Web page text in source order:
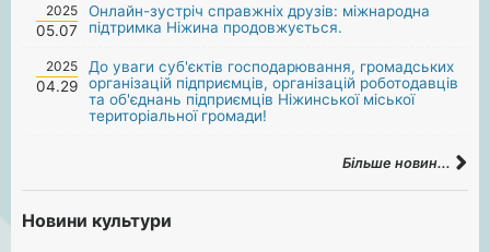
2025
05.07
Онлайн-зустріч справжніх друзів: міжнародна
підтримка Ніжина продовжується.
2025
04.29
До уваги суб'єктів господарювання, громадських
організацій підприємців, організацій роботодавців
та об'єднань підприємців Ніжинської міської
територіальної громади!
Більше новин...
Новини культури